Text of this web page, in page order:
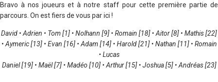
Bravo à nos joueurs et à notre staff pour cette première partie de
parcours. On est fiers de vous par ici !
David • Adrien • Tom [1] • Nolhann [9] • Romain [18] • Aitor [8] • Mathis [22]
• Aymeric [13] • Evan [16] • Adam [14] • Harold [21] • Nathan [11] • Romain
• Lucas
Daniel [19] • Maël [7] • Madéo [10] • Arthur [15] • Joshua [5] • Andréas [23]